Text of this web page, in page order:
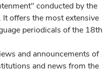
conducted by the
offers the most extensive
periodicals of the 18th
and announcements of
and news from the